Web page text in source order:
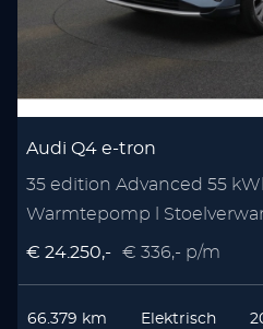
Audi Q4 e-tron
35 edition Advanced 55
Warmtepomp l
€ 24.250,- € 336,- p/m
66.379 km Elektrisch